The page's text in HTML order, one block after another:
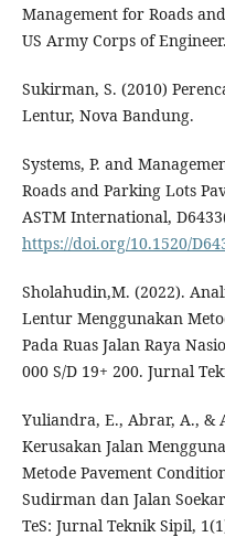
Management for Roads
US Army Corps of
Sukirman, S. (2010)
Lentur, Nova Bandung.
Systems, P. and
Roads and Parking Lots
ASTM International,
https://doi.org/10.1520/
Sholahudin,M. (2022).
Lentur Menggunakan
Pada Ruas Jalan Raya
000 S/D 19+ 200. Jurnal
Yuliandra, E., Abrar, A., &
Kerusakan Jalan
Metode Pavement
Sudirman dan Jalan
TeS: Jurnal Teknik Sipil,